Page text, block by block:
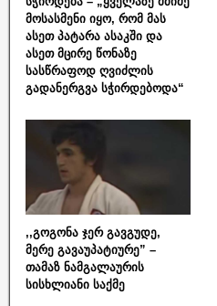
მოსასმენი იყო, რომ მას
ასეთ პატარა ასაკში და
ასეთ მცირე წონაზე
სასწრაფოდ ღვიძლის
გადანერგვა სჭირდებოდა“
,,გოგონა ჯერ გავგუდე,
მერე გავაუპატიურე” –
თამაზ ნამგალაურის
სისხლიანი საქმე